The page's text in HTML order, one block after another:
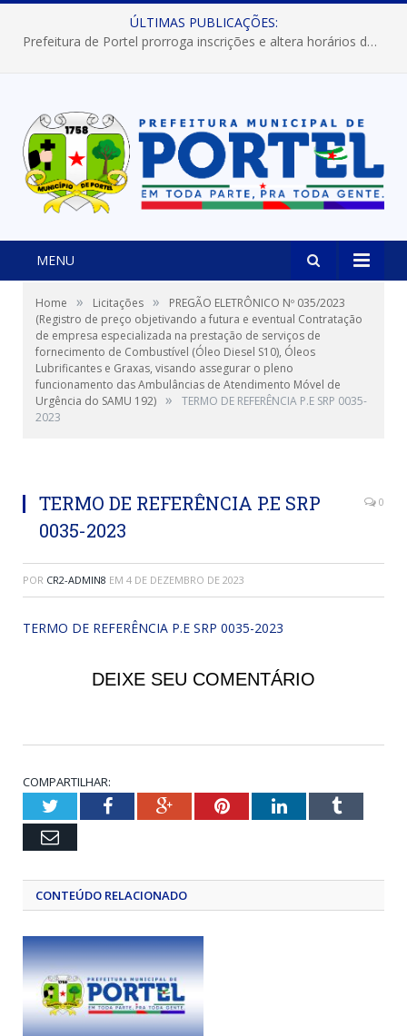
ÚLTIMAS PUBLICAÇÕES:
Prefeitura de Portel prorroga inscrições e altera horários dos concursos “Musa” e “Miss Mix Verão 2026”
MENU
Home » Licitações »
PREGÃO ELETRÔNICO Nº 035/2023
(Registro de preço objetivando a futura e eventual Contratação
de empresa especializada na prestação de serviços de
fornecimento de Combustível (Óleo Diesel S10), Óleos
Lubrificantes e Graxas, visando assegurar o pleno
funcionamento das Ambulâncias de Atendimento Móvel de
Urgência do SAMU 192) »
TERMO DE REFERÊNCIA P.E SRP 0035-
2023
TERMO DE REFERÊNCIA P.E SRP
0035-2023
0
POR CR2-ADMIN8 EM 4 DE DEZEMBRO DE 2023
TERMO DE REFERÊNCIA P.E SRP 0035-2023
DEIXE SEU COMENTÁRIO
COMPARTILHAR:
TwitterFacebookGoogle+PinterestLinkedInTumblr
Email
CONTEÚDO RELACIONADO